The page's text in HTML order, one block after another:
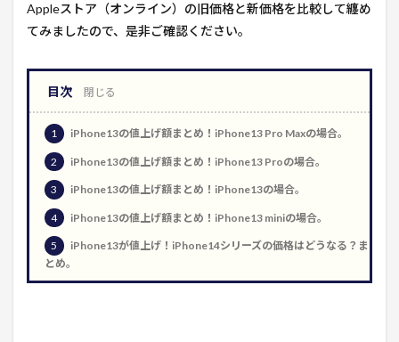
Appleストア（オンライン）の旧価格と新価格を比較して纏め
てみましたので、是非ご確認ください。
目次
1 iPhone13の値上げ額まとめ！iPhone13 Pro Maxの場合。
2 iPhone13の値上げ額まとめ！iPhone13 Proの場合。
3 iPhone13の値上げ額まとめ！iPhone13の場合。
4 iPhone13の値上げ額まとめ！iPhone13 miniの場合。
5
iPhone13が値上げ！iPhone14シリーズの価格はどうなる？ま
とめ。